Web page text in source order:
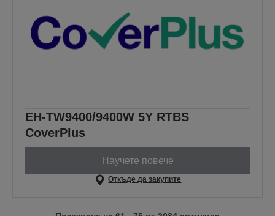
EH-TW9400/9400W 5Y RTBS
CoverPlus
Научете повече
Откъде да закупите